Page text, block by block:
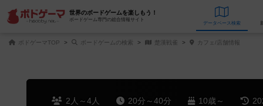
世界のボードゲームを楽しもう！
ボードゲーム専門の総合情報サイト
データベース
ボドゲーマTOP ボードゲームの検索 楚漢戦雀 カフェ/店舗情報
2人～4人 20分～40分 10歳～